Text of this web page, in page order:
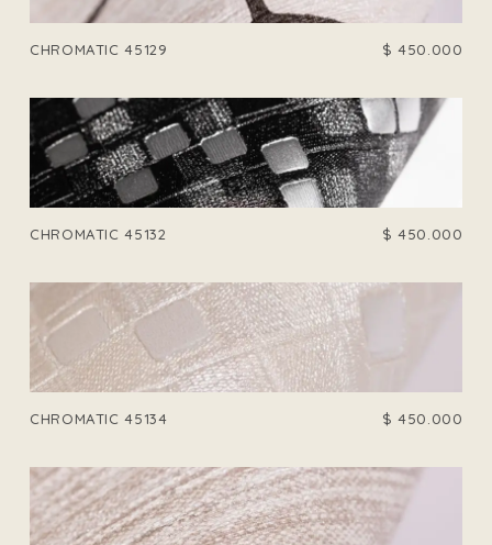
CHROMATIC 45129 $ 450.000
CHROMATIC 45132 $ 450.000
CHROMATIC 45134 $ 450.000